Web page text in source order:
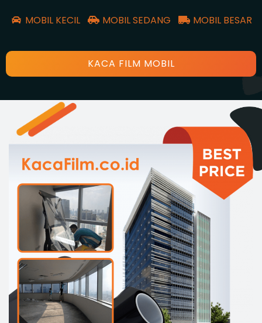
MOBIL KECIL MOBIL SEDANG MOBIL BESAR
KACA FILM MOBIL